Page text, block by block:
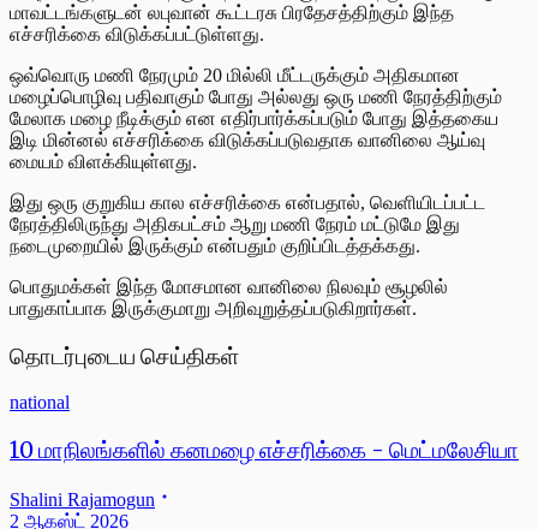
மாவட்டங்களுடன் லபுவான் கூட்டரசு பிரதேசத்திற்கும் இந்த
எச்சரிக்கை விடுக்கப்பட்டுள்ளது.
ஒவ்வொரு மணி நேரமும் 20 மில்லி மீட்டருக்கும் அதிகமான
மழைப்பொழிவு பதிவாகும் போது அல்லது ஒரு மணி நேரத்திற்கும்
மேலாக மழை நீடிக்கும் என எதிர்பார்க்கப்படும் போது இத்தகைய
இடி மின்னல் எச்சரிக்கை விடுக்கப்படுவதாக வானிலை ஆய்வு
மையம் விளக்கியுள்ளது.
இது ஒரு குறுகிய கால எச்சரிக்கை என்பதால், வெளியிடப்பட்ட
நேரத்திலிருந்து அதிகபட்சம் ஆறு மணி நேரம் மட்டுமே இது
நடைமுறையில் இருக்கும் என்பதும் குறிப்பிடத்தக்கது.
பொதுமக்கள் இந்த மோசமான வானிலை நிலவும் சூழலில்
பாதுகாப்பாக இருக்குமாறு அறிவுறுத்தப்படுகிறார்கள்.
தொடர்புடைய செய்திகள்
national
10 மாநிலங்களில் கனமழை எச்சரிக்கை - மெட்மலேசியா
Shalini Rajamogun
2 ஆகஸ்ட் 2026